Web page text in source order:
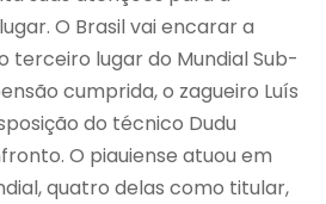
O Brasil vai encarar a
terceiro lugar do Mundial Sub-
cumprida, o zagueiro Luís
do técnico Dudu
O piauiense atuou em
quatro delas como titular,